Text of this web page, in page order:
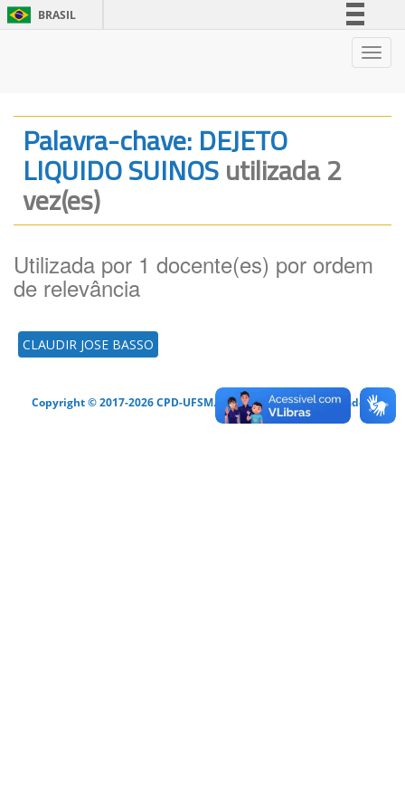
BRASIL
Legislação
Canais
Palavra-chave: DEJETO
LIQUIDO SUINOSutilizada 2
vez(es)
Utilizada por 1 docente(es) por ordem
de relevância
CLAUDIR JOSE BASSO
Copyright © 2017-2026 CPD-UFSM. Todos os direitos reservados.